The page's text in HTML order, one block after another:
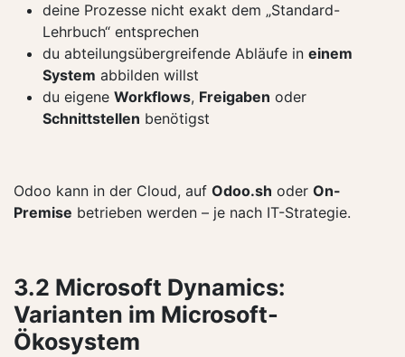
deine Prozesse nicht exakt dem „Standard-
Lehrbuch“ entsprechen
du abteilungsübergreifende Abläufe in einem
System abbilden willst
du eigene Workflows, Freigaben oder
Schnittstellen benötigst
Odoo kann in der Cloud, auf Odoo.sh oder On-
Premise betrieben werden – je nach IT-Strategie.
3.2 Microsoft Dynamics:
Varianten im Microsoft-
Ökosystem